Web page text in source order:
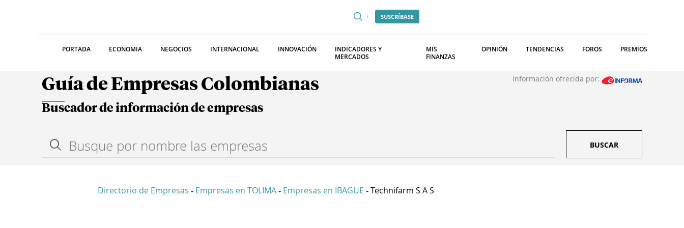
SUSCRÍBASE
PORTADA ECONOMIA NEGOCIOS INTERNACIONAL INNOVACIÓN
INDICADORES Y
MERCADOS
MIS
FINANZAS
OPINIÓN TENDENCIAS FOROS PREMIOS
Guía de Empresas Colombianas Información ofrecida por:
Buscador de información de empresas
BUSCAR
Directorio de Empresas - Empresas en TOLIMA - Empresas en IBAGUE - Technifarm S A S